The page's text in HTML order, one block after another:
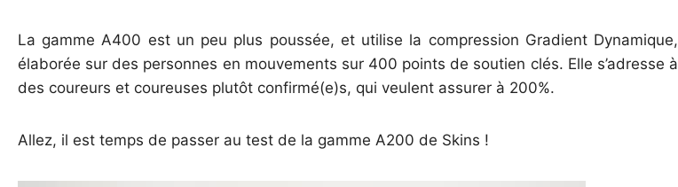
La gamme A400 est un peu plus poussée, et utilise la compression Gradient Dynamique,
élaborée sur des personnes en mouvements sur 400 points de soutien clés. Elle s’adresse à
des coureurs et coureuses plutôt confirmé(e)s, qui veulent assurer à 200%.
Allez, il est temps de passer au test de la gamme A200 de Skins !